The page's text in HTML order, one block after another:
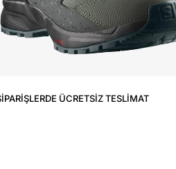
ÜCRETSIZ TESLIMAT